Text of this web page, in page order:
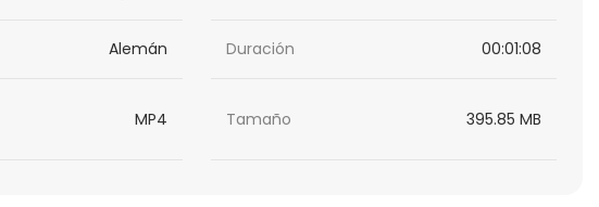
Alemán Duración 00:01:08
MP4 Tamaño 395.85 MB